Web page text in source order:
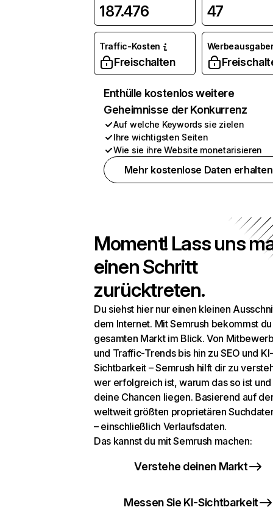
187.476 47
Traffic-Kosten
Freischalten
Enthülle kostenlos weitere
Geheimnisse der Konkurrenz
Auf welche Keywords sie zielen
Ihre wichtigsten Seiten
Wie sie ihre Website monetarisieren
Mehr kostenlose Daten erhalten
Moment! Lass uns
einen Schritt
zurücktreten.
Du siehst hier nur einen kleinen
dem Internet. Mit Semrush bekommst
gesamten Markt im Blick. Von
und Traffic-Trends bis hin zu SEO und KI-
Sichtbarkeit – Semrush hilft dir zu
wer erfolgreich ist, warum das so ist
deine Chancen liegen. Basierend auf
weltweit größten proprietären
– einschließlich Verlaufsdaten.
Das kannst du mit Semrush machen:
Verstehe deinen Markt
Messen Sie KI-Sichtbarkeit